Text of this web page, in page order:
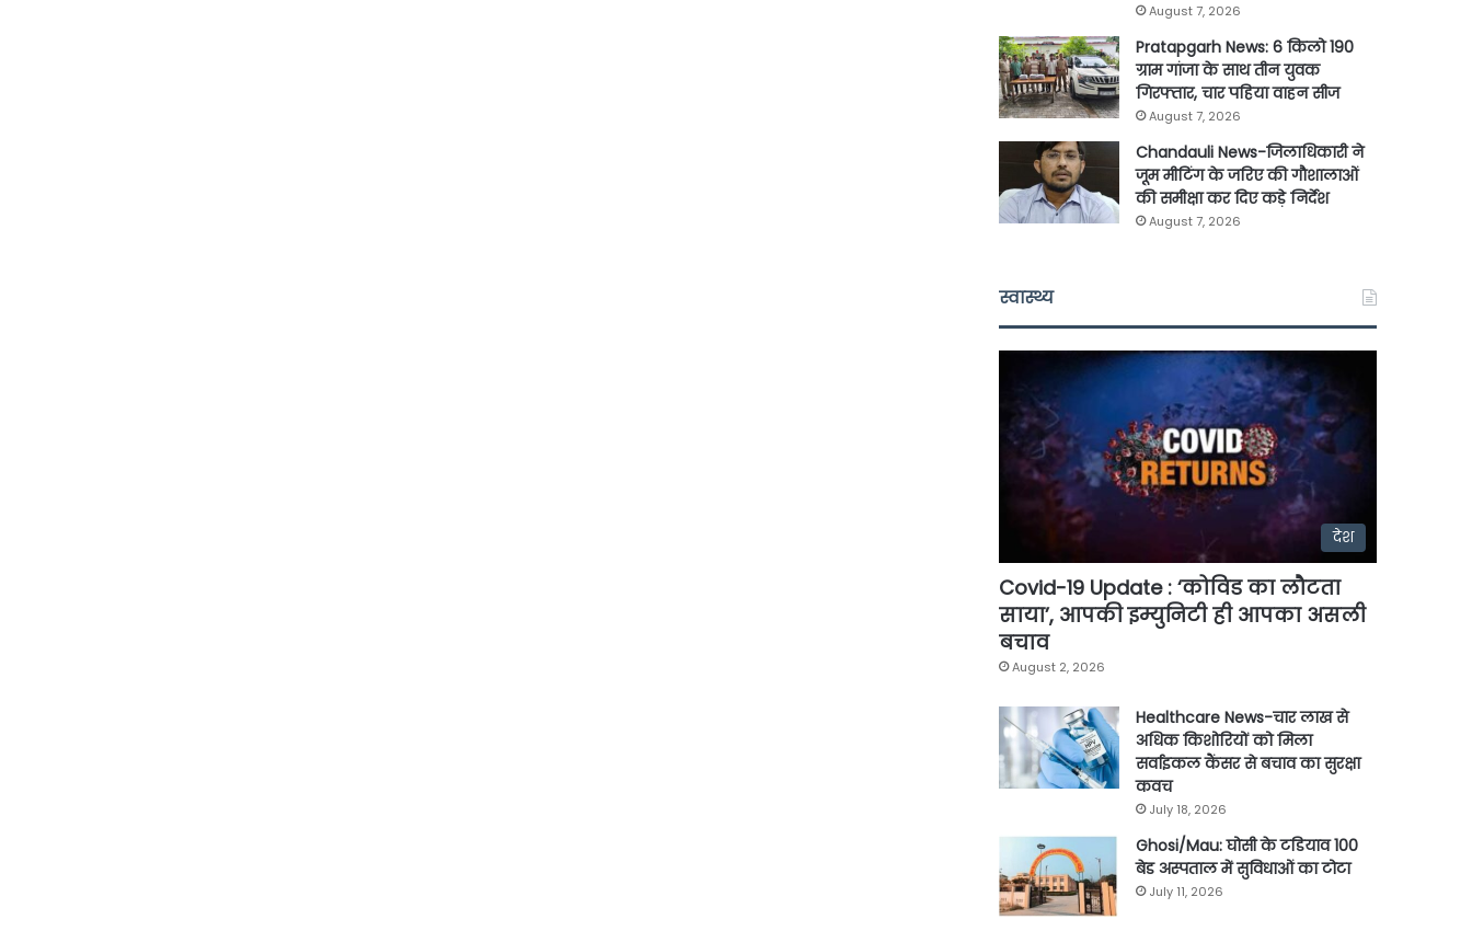
August 7, 2026
Pratapgarh News: 6 किलो 190
ग्राम गांजा के साथ तीन युवक
गिरफ्तार, चार पहिया वाहन सीज
August 7, 2026
Chandauli News-जिलाधिकारी ने
जूम मीटिंग के जरिए की गौशालाओं
की समीक्षा कर दिए कड़े निर्देश
August 7, 2026
स्वास्थ्य
देश
Covid-19 Update : ‘कोविड का लौटता
साया’, आपकी इम्युनिटी ही आपका असली
बचाव
August 2, 2026
Healthcare News-चार लाख से
अधिक किशोरियों को मिला
सर्वाइकल कैंसर से बचाव का सुरक्षा
कवच
July 18, 2026
Ghosi/Mau: घोसी के टडियाव 100
बेड अस्पताल में सुविधाओं का टोटा
July 11, 2026